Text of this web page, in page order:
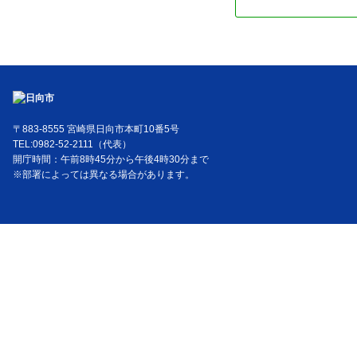
〒883-8555 宮崎県日向市本町10番5号
TEL:0982-52-2111（代表）
開庁時間：午前8時45分から午後4時30分まで
※部署によっては異なる場合があります。